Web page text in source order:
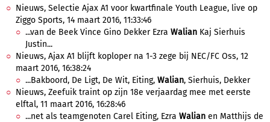
Nieuws, Selectie Ajax A1 voor kwartfinale Youth League, live op
Ziggo Sports, 14 maart 2016, 11:33:46
...van de Beek Vince Gino Dekker Ezra Walian Kaj Sierhuis
Justin...
Nieuws, Ajax A1 blijft koploper na 1-3 zege bij NEC/FC Oss, 12
maart 2016, 16:38:24
...Bakboord, De Ligt, De Wit, Eiting, Walian, Sierhuis, Dekker
Nieuws, Zeefuik traint op zijn 18e verjaardag mee met eerste
elftal, 11 maart 2016, 16:28:46
...net als teamgenoten Carel Eiting, Ezra Walian en Matthijs de